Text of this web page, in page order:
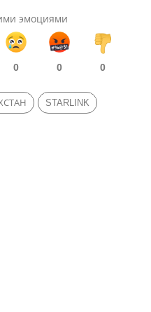
эмоциями
0 0 0
STARLINK